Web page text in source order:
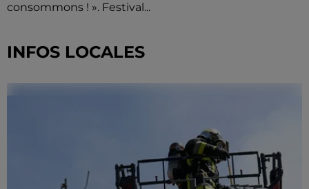
consommons ! ». Festival...
INFOS LOCALES